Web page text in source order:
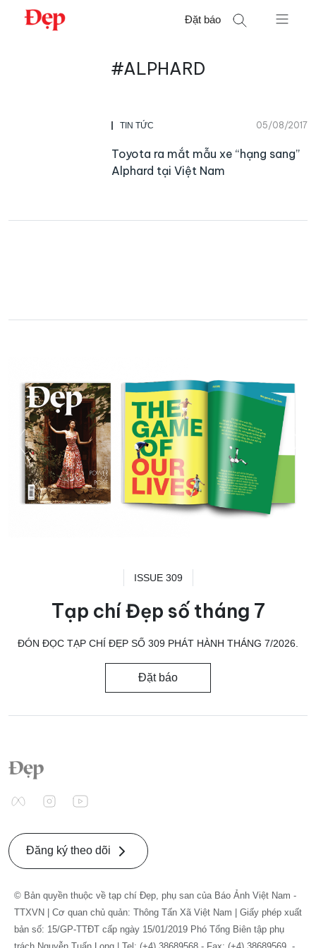
Chuyển
Đặt báo
#ALPHARD
TIN TỨC 05/08/2017
Toyota ra mắt mẫu xe “hạng sang”
Alphard tại Việt Nam
ISSUE 309
Tạp chí Đẹp số tháng 7
ĐÓN ĐỌC TẠP CHÍ ĐẸP SỐ 309 PHÁT HÀNH THÁNG 7/2026.
Đặt báo
Đăng ký theo dõi
© Bản quyền thuộc về tạp chí Đẹp, phụ san của Báo Ảnh Việt Nam -
TTXVN | Cơ quan chủ quản: Thông Tấn Xã Việt Nam | Giấy phép xuất
bản số: 15/GP-TTĐT cấp ngày 15/01/2019 Phó Tổng Biên tập phụ